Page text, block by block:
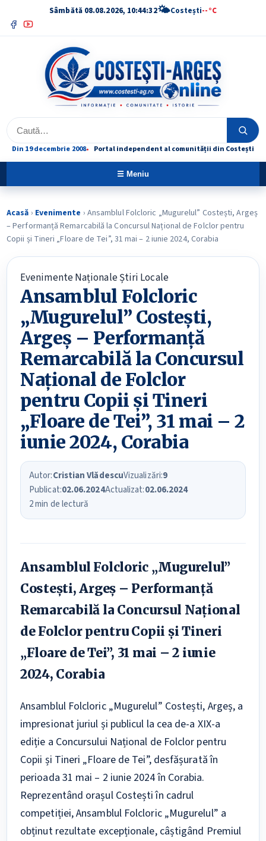
Sâmbătă 08.08.2026, 10:44:32🌤Costești--°C
Facebook
YouTube
Caută
Caută
Din 19 decembrie 2008 Portal independent al comunității din Costești
☰ Meniu
Acasă › Evenimente › Ansamblul Folcloric „Mugurelul” Costești, Argeș
– Performanță Remarcabilă la Concursul Național de Folclor pentru
Copii și Tineri „Floare de Tei”, 31 mai – 2 iunie 2024, Corabia
EvenimenteNaționaleȘtiri Locale
Ansamblul Folcloric
„Mugurelul” Costești,
Argeș – Performanță
Remarcabilă la Concursul
Național de Folclor
pentru Copii și Tineri
„Floare de Tei”, 31 mai – 2
iunie 2024, Corabia
Autor:Cristian VlădescuVizualizări:9
Publicat:02.06.2024Actualizat:02.06.2024
2 min de lectură
Ansamblul Folcloric „Mugurelul”
Costești, Argeș – Performanță
Remarcabilă la Concursul Național
de Folclor pentru Copii și Tineri
„Floare de Tei”, 31 mai – 2 iunie
2024, Corabia
Ansamblul Folcloric „Mugurelul” Costești, Argeș, a
impresionat juriul și publicul la cea de-a XIX-a
ediție a Concursului Național de Folclor pentru
Copii și Tineri „Floare de Tei”, desfășurată în
perioada 31 mai – 2 iunie 2024 în Corabia.
Reprezentând orașul Costești în cadrul
competiției, Ansamblul Folcloric „Mugurelul” a
obținut rezultate excepționale, câștigând Premiul